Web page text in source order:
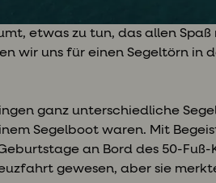
etwas zu tun, das allen
wir uns für einen Segeltörn in
ganz unterschiedliche
Segelboot waren. Mit
an Bord des 50-
gewesen, aber sie